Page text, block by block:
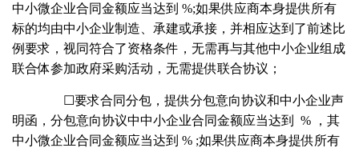
中小微企业合同金额应当达到 %;如果供应商本身提供所有
标的均由中小企业制造、承建或承接，并相应达到了前述比
例要求，视同符合了资格条件，无需再与其他中小企业组成
联合体参加政府采购活动，无需提供联合协议；
☐要求合同分包，提供分包意向协议和中小企业声
明函，分包意向协议中中小企业合同金额应当达到 % ，其
中小微企业合同金额应当达到 % ;如果供应商本身提供所有